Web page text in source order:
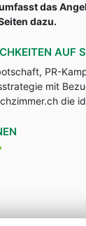
das
dazu.
AUF
PR-
mit
die